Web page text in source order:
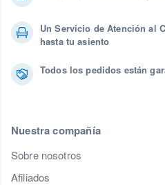
Un Servicio de Atención al
hasta tu asiento
Todos los pedidos están
Nuestra compañía
Sobre nosotros
Afiliados